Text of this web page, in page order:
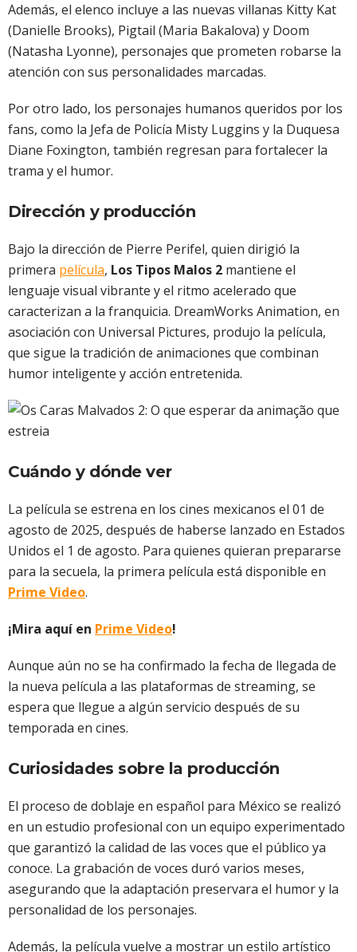
Además, el elenco incluye a las nuevas villanas Kitty Kat
(Danielle Brooks), Pigtail (Maria Bakalova) y Doom
(Natasha Lyonne), personajes que prometen robarse la
atención con sus personalidades marcadas.
Por otro lado, los personajes humanos queridos por los
fans, como la Jefa de Policía Misty Luggins y la Duquesa
Diane Foxington, también regresan para fortalecer la
trama y el humor.
Dirección y producción
Bajo la dirección de Pierre Perifel, quien dirigió la
primera película, Los Tipos Malos 2 mantiene el
lenguaje visual vibrante y el ritmo acelerado que
caracterizan a la franquicia. DreamWorks Animation, en
asociación con Universal Pictures, produjo la película,
que sigue la tradición de animaciones que combinan
humor inteligente y acción entretenida.
Cuándo y dónde ver
La película se estrena en los cines mexicanos el 01 de
agosto de 2025, después de haberse lanzado en Estados
Unidos el 1 de agosto. Para quienes quieran prepararse
para la secuela, la primera película está disponible en
Prime Video.
¡Mira aquí en Prime Video!
Aunque aún no se ha confirmado la fecha de llegada de
la nueva película a las plataformas de streaming, se
espera que llegue a algún servicio después de su
temporada en cines.
Curiosidades sobre la producción
El proceso de doblaje en español para México se realizó
en un estudio profesional con un equipo experimentado
que garantizó la calidad de las voces que el público ya
conoce. La grabación de voces duró varios meses,
asegurando que la adaptación preservara el humor y la
personalidad de los personajes.
Además, la película vuelve a mostrar un estilo artístico